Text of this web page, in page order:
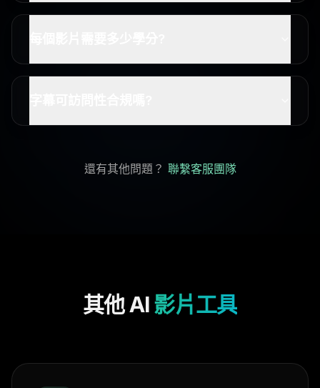
還有其他問題？ 聯繫客服團隊
其他 AI影片工具